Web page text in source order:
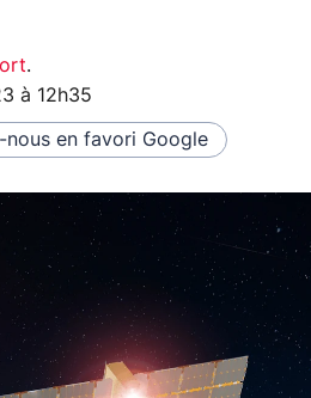
.
à 12h35
nous en favori Google